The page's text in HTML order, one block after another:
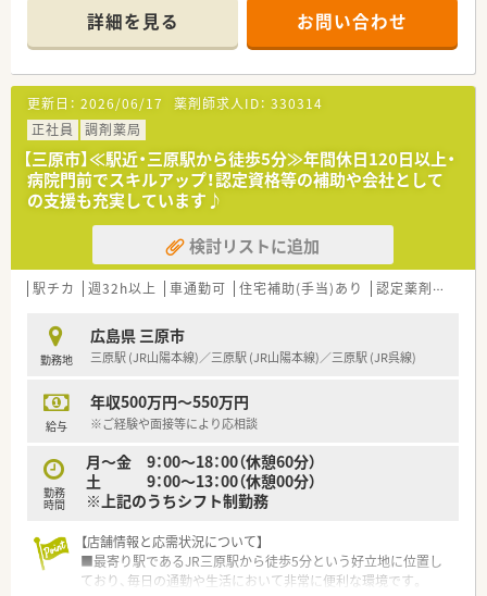
科などを幅広く扱っています。
■薬剤師は常勤3名とパート1名、事務スタッフ4名の体制で協力
して日々の業務を行っています。
【募集背景と求める人物像について】
■体制強化を目的とした増員募集を行っており、チームワークを
大切にできる方を歓迎しています。
■前向きに業務に取り組み、地域医療への貢献に対して意欲的に
行動できる方が活躍できる環境です。
■経験が浅い方やブランクがある方も、充実した研修制度が整っ
ているため安心して応募できます。
【法人特徴について】
■全国に460店舗以上を展開する東証プライム上場グループ企
業が運営する安定した法人です。
ーズを大切にした運営を行っています。
■安定した経営基盤のもと、調剤薬局事業を通じて地域医療への
貢献を追求し続けている企業です。
【求人情報について】
■正社員としての採用で、これまでの経験やスキルを考慮して年
■借上社宅制度や住宅手当など、大手グループならではの手厚い
福利厚生制度が整っています。
■産前産後休暇や育児休業の取得実績も豊富で、ライフステージ
詳細を見る お問い合わせ
更新日： 2026/06/17 薬剤師求人ID： 330314
正社員
調剤薬局
【三原市】≪駅近・三原駅から徒歩5分≫年間休日120日以上・
病院門前でスキルアップ！認定資格等の補助や会社として
の支援も充実しています♪
検討リストに追加
駅チカ 週32h以上 車通勤可 住宅補助(手当)あり 認定薬剤師取得支援あり
勤務地
広島県 三原市
三原駅 (JR山陽本線)／三原駅 (JR山陽本線)／三原駅 (JR呉線)
給与
年収500万円～550万円
※ご経験や面接等により応相談
勤務
時間
月～金 9：00～18：00（休憩60分）
土 9：00～13：00（休憩00分）
※上記のうちシフト制勤務
【店舗情報と応需状況について】
■最寄り駅であるJR三原駅から徒歩5分という好立地に位置し
ており、毎日の通勤や生活において非常に便利な環境です。